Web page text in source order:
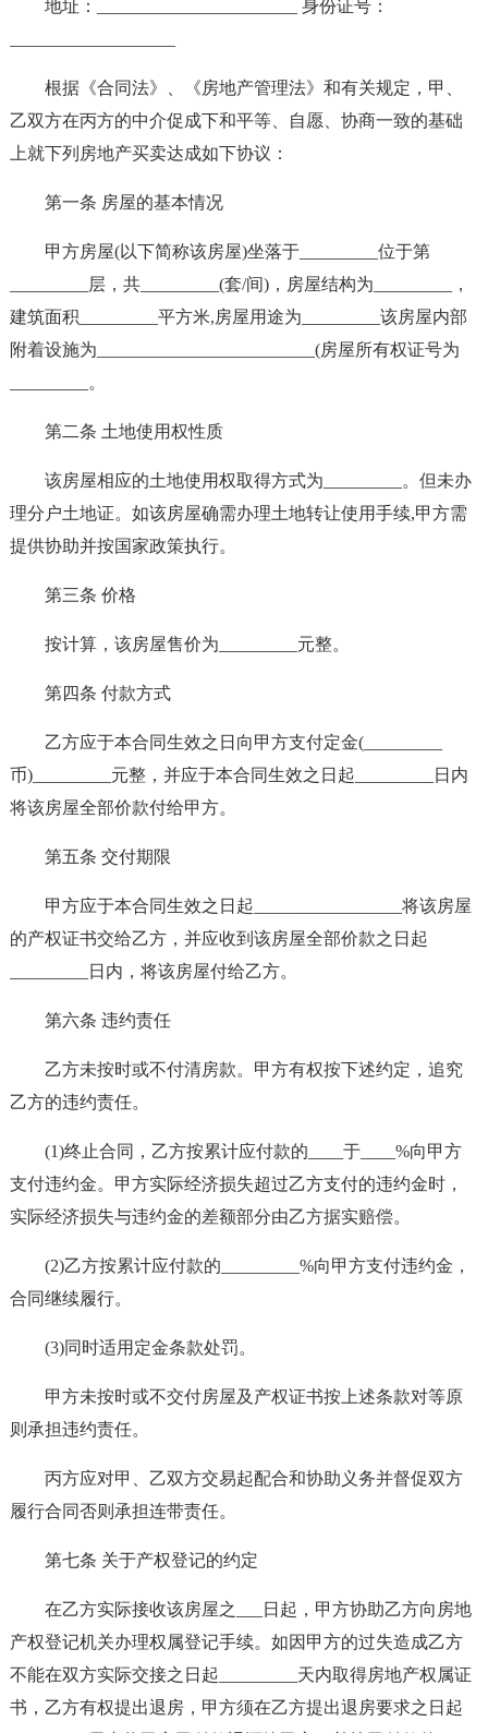
地址：_______________________ 身份证号：
根据《合同法》、《房地产管理法》和有关规定，甲、
乙双方在丙方的中介促成下和平等、自愿、协商一致的基础
上就下列房地产买卖达成如下协议：
第一条 房屋的基本情况
甲方房屋(以下简称该房屋)坐落于_________位于第
_________层，共_________(套/间)，房屋结构为_________，
建筑面积_________平方米,房屋用途为_________该房屋内部
附着设施为_________________________(房屋所有权证号为
_________。
第二条 土地使用权性质
该房屋相应的土地使用权取得方式为_________。但未办
理分户土地证。如该房屋确需办理土地转让使用手续,甲方需
提供协助并按国家政策执行。
第三条 价格
按计算，该房屋售价为_________元整。
第四条 付款方式
乙方应于本合同生效之日向甲方支付定金(_________
币)_________元整，并应于本合同生效之日起_________日内
将该房屋全部价款付给甲方。
第五条 交付期限
甲方应于本合同生效之日起_________________将该房屋
的产权证书交给乙方，并应收到该房屋全部价款之日起
_________日内，将该房屋付给乙方。
第六条 违约责任
乙方未按时或不付清房款。甲方有权按下述约定，追究
乙方的违约责任。
(1)终止合同，乙方按累计应付款的____于____%向甲方
支付违约金。甲方实际经济损失超过乙方支付的违约金时，
实际经济损失与违约金的差额部分由乙方据实赔偿。
(2)乙方按累计应付款的_________%向甲方支付违约金，
合同继续履行。
(3)同时适用定金条款处罚。
甲方未按时或不交付房屋及产权证书按上述条款对等原
则承担违约责任。
丙方应对甲、乙双方交易起配合和协助义务并督促双方
履行合同否则承担连带责任。
第七条 关于产权登记的约定
在乙方实际接收该房屋之___日起，甲方协助乙方向房地
产权登记机关办理权属登记手续。如因甲方的过失造成乙方
不能在双方实际交接之日起_________天内取得房地产权属证
书，乙方有权提出退房，甲方须在乙方提出退房要求之日起